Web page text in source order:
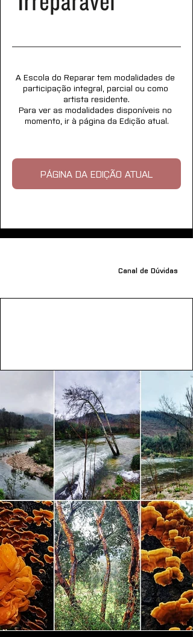
A Escola do Reparar tem modalidades de
participação integral, parcial ou como
artista residente.
Para ver as modalidades disponíveis no
momento, ir à página da Edição atual.
PÁGINA DA EDIÇÃO ATUAL
Canal de Dúvidas